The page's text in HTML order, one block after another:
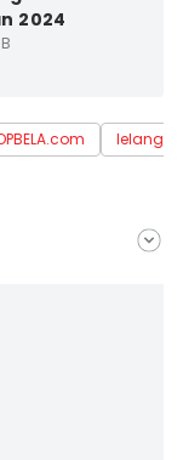
2024
lelang